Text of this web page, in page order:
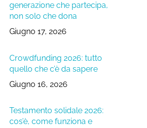
generazione che partecipa,
non solo che dona
Giugno 17, 2026
Crowdfunding 2026: tutto
quello che c’è da sapere
Giugno 16, 2026
Testamento solidale 2026:
cos’è, come funziona e